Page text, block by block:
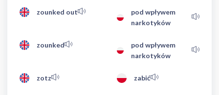
zounked out
pod wpływem
narkotyków
zounked
pod wpływem
narkotyków
zotz zabić